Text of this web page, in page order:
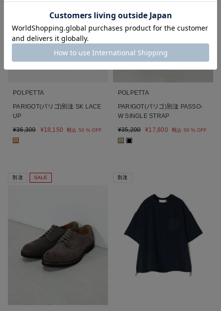
POLPETTA
PARIGOT(パリゴ)別注 SK LACE
UP
¥36,300 ¥18,150 税込 50 % OFF
■
POLPETTA
PARIGOT(パリゴ)別注 PASSO-
W SINGLE STRAP
¥35,200 ¥17,600 税込 50 % OFF
■ ■
別注 SALE 別注